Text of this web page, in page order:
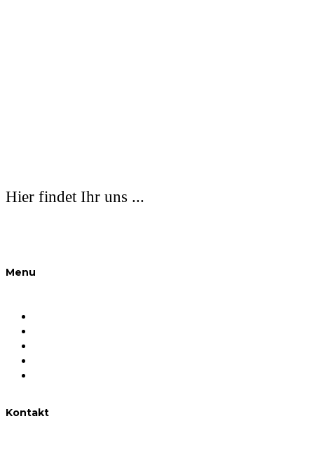
Hier findet Ihr uns ...
Menu
Kontakt